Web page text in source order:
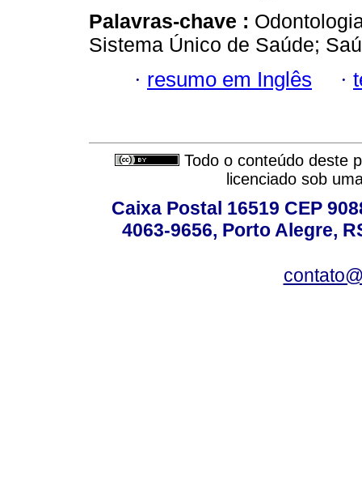
Palavras-chave :
Sistema Único de Saúde;
· resumo em Inglês ·
Todo o conteúdo deste
licenciado sob
Caixa Postal 16519 CEP
4063-9656, Porto Alegre,